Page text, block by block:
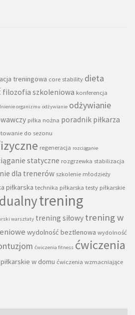
treningowa core stability dieta
filozofia szkoleniowa konferencja
organizmu odżywianie odżywianie
piłka nożna poradnik piłkarza
do sezonu
regeneracja rozciąganie
statyczne rozgrzewka stabilizacja
dla trenerów szkolenie młodzieży
piłkarska technika piłkarska testy piłkarskie
trening
warsztaty trening siłowy trening w
wydolność beztlenowa wydolność
ćwiczenia fitness ćwiczenia
w domu ćwiczenia wzmacniające